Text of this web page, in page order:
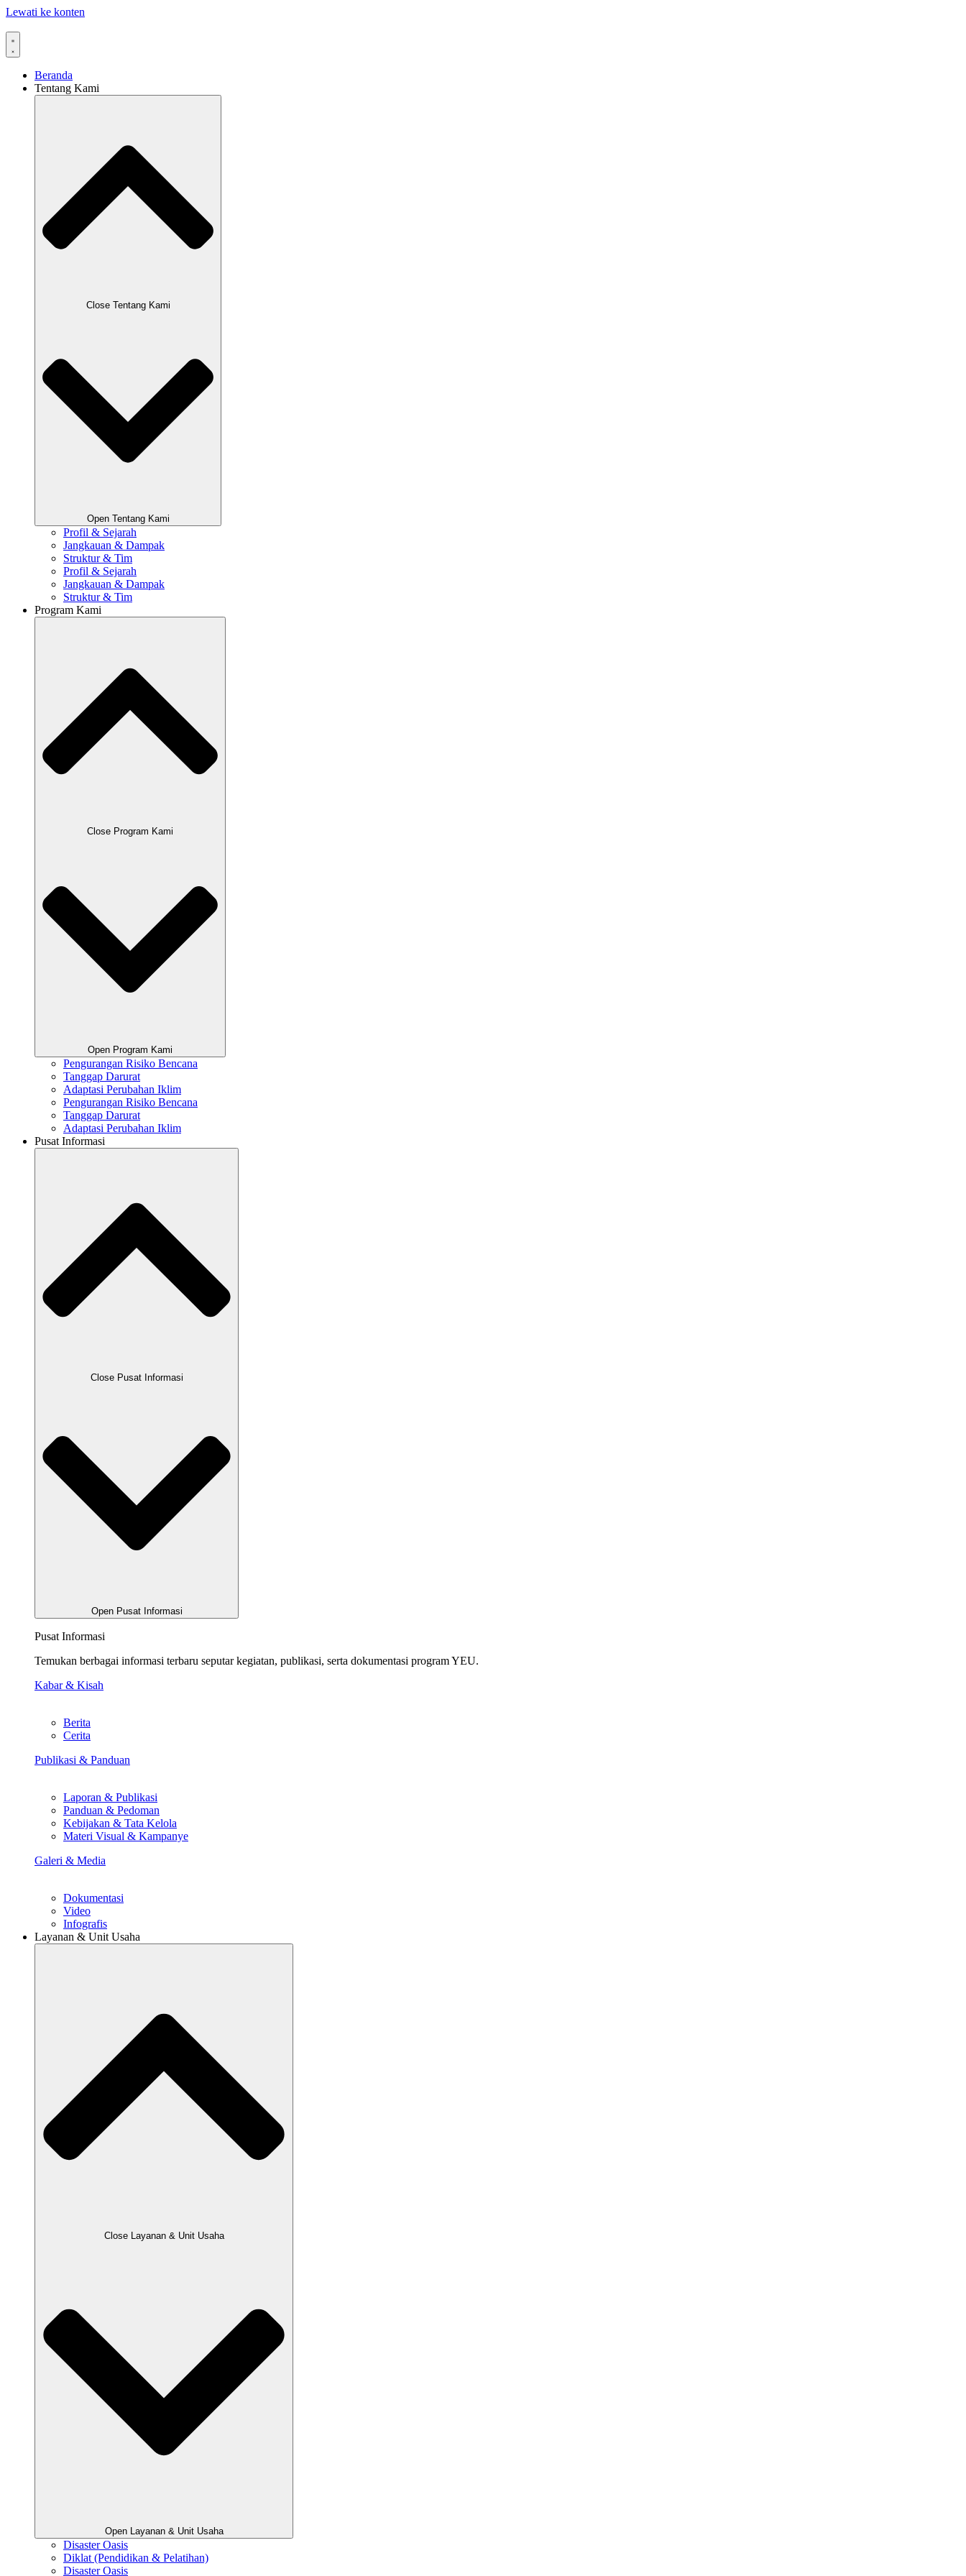
Lewati ke konten
Beranda
Tentang Kami
Close Tentang Kami
Open Tentang Kami
Profil & Sejarah
Jangkauan & Dampak
Struktur & Tim
Profil & Sejarah
Jangkauan & Dampak
Struktur & Tim
Program Kami
Close Program Kami
Open Program Kami
Pengurangan Risiko Bencana
Tanggap Darurat
Adaptasi Perubahan Iklim
Pengurangan Risiko Bencana
Tanggap Darurat
Adaptasi Perubahan Iklim
Pusat Informasi
Close Pusat Informasi
Open Pusat Informasi
Pusat Informasi
Temukan berbagai informasi terbaru seputar kegiatan, publikasi, serta dokumentasi program YEU.
Kabar & Kisah
Berita
Cerita
Publikasi & Panduan
Laporan & Publikasi
Panduan & Pedoman
Kebijakan & Tata Kelola
Materi Visual & Kampanye
Galeri & Media
Dokumentasi
Video
Infografis
Layanan & Unit Usaha
Close Layanan & Unit Usaha
Open Layanan & Unit Usaha
Disaster Oasis
Diklat (Pendidikan & Pelatihan)
Disaster Oasis